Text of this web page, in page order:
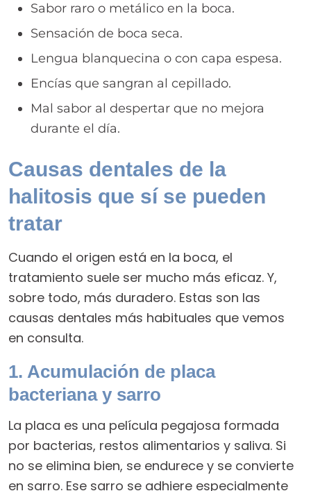
Sabor raro o metálico en la boca.
Sensación de boca seca.
Lengua blanquecina o con capa espesa.
Encías que sangran al cepillado.
Mal sabor al despertar que no mejora
durante el día.
Causas dentales de la
halitosis que sí se pueden
tratar
Cuando el origen está en la boca, el
tratamiento suele ser mucho más eficaz. Y,
sobre todo, más duradero. Estas son las
causas dentales más habituales que vemos
en consulta.
1. Acumulación de placa
bacteriana y sarro
La placa es una película pegajosa formada
por bacterias, restos alimentarios y saliva. Si
no se elimina bien, se endurece y se convierte
en sarro. Ese sarro se adhiere especialmente